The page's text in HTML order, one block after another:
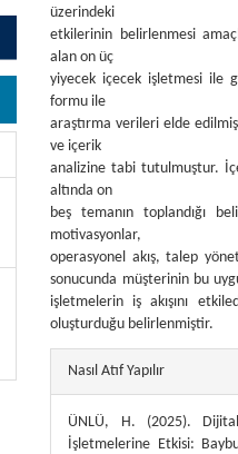
üzerindeki
etkilerinin belirlenmesi
alan on üç
yiyecek içecek işletmesi ile
formu ile
araştırma verileri elde
ve içerik
analizine tabi tutulmuştur.
altında on
beş temanın toplandığı
motivasyonlar,
operasyonel akış, talep
sonucunda müşterinin bu
işletmelerin iş akışını
oluşturduğu belirlenmiştir.
Nasıl Atıf Yapılır
ÜNLÜ, H. (2025).
İşletmelerine Etkisi: